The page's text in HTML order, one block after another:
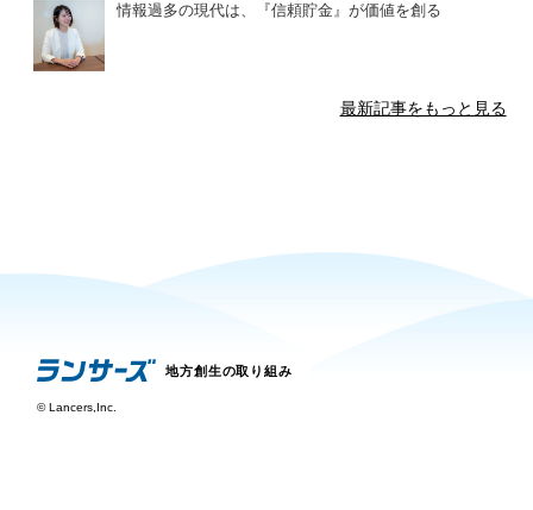
情報過多の現代は、『信頼貯金』が価値を創る
最新記事をもっと見る
地方創生の取り組み
©Lancers,Inc.